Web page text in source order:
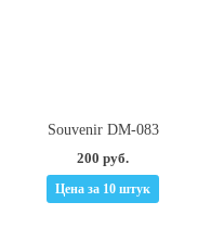
Souvenir DM-083
200 руб.
Цена за 10 штук